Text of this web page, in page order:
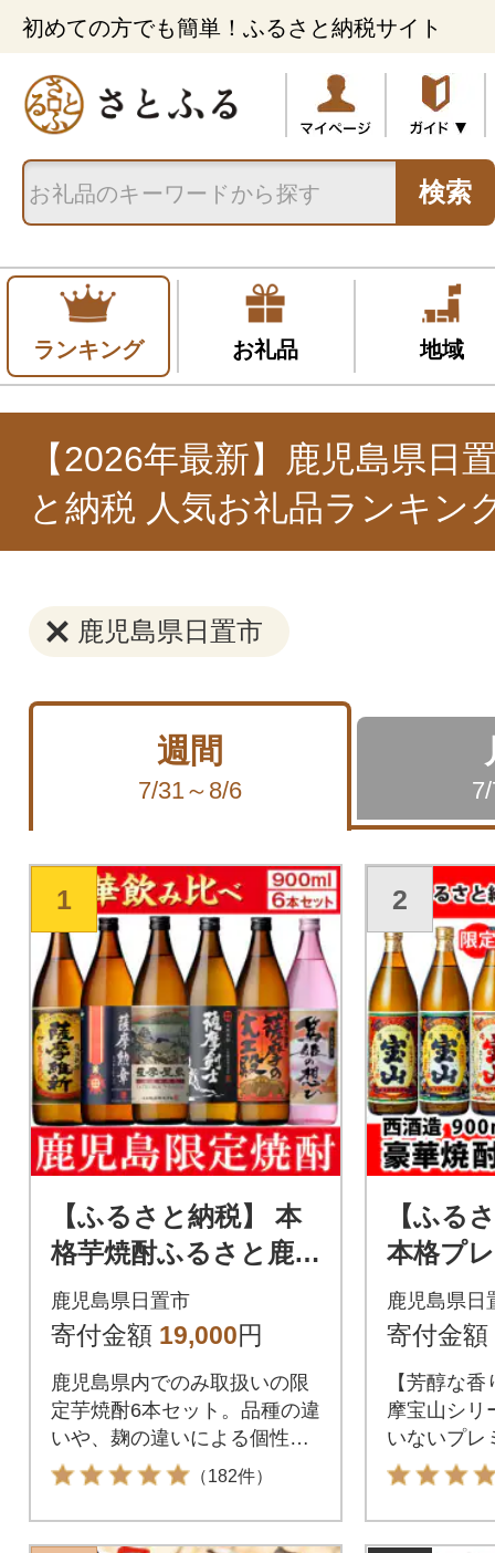
初めての方でも簡単！ふるさと納税サイト
検索
ランキング お礼品 地域
【2026年最新】鹿児島県日
と納税 人気お礼品ランキン
鹿児島県日置市
週間
7/31～8/6
1
【ふるさと納税】 本
格芋焼酎ふるさと鹿児
島限定セット 小正醸
造
鹿児島県日置市
寄付金額 19,000円
鹿児島県内でのみ取扱いの限
定芋焼酎6本セット。品種の違
いや、麹の違いによる個性あ
る様々な味わい。
（182件）
2
【ふる
本格プ
酎 6銘
造】
鹿児島県日
寄付金額
【芳醇な
摩宝山シリ
いないプレ
た豪華6本